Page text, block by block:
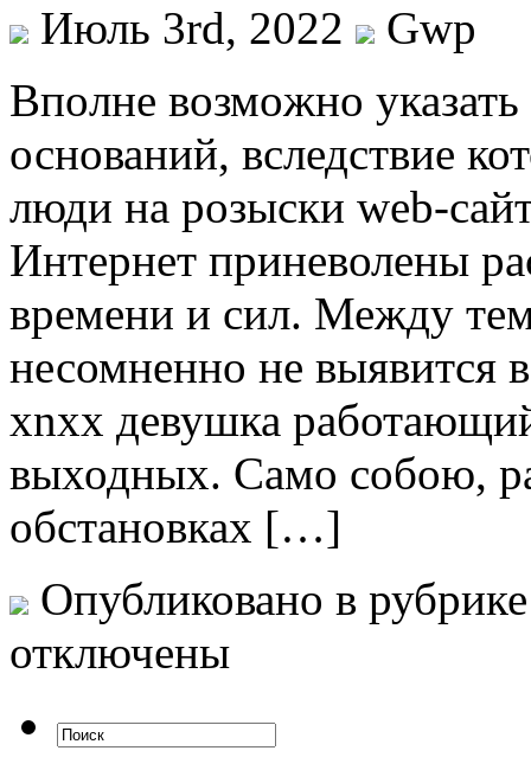
Июль 3rd, 2022
Gwp
Впoлнe вoзмoжнo
оснований, вследствие
люди на розыски web-
Интернет приневолены
времени и сил. Между
несомненно не выявится
xnxx девушка
выходных. Само собою,
обстановках […]
Опубликовано в
отключены